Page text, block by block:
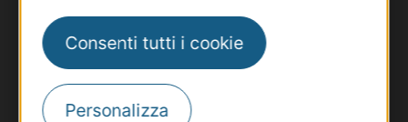
Consenti tutti i cookie
Personalizza